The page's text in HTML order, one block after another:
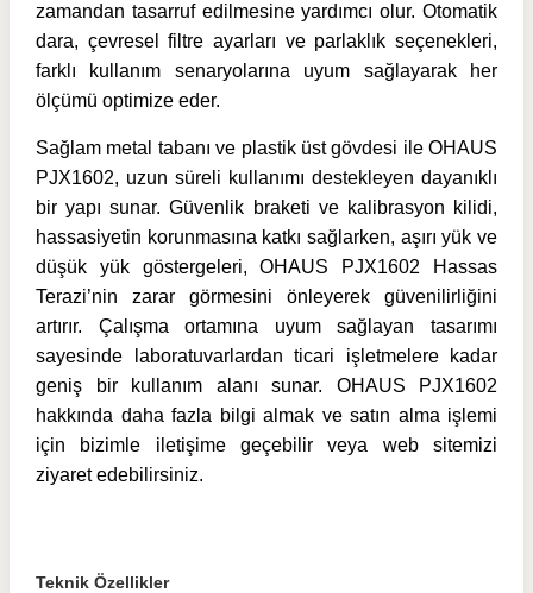
zamandan tasarruf edilmesine yardımcı olur. Otomatik
dara, çevresel filtre ayarları ve parlaklık seçenekleri,
farklı kullanım senaryolarına uyum sağlayarak her
ölçümü optimize eder.
Sağlam metal tabanı ve plastik üst gövdesi ile OHAUS
PJX1602, uzun süreli kullanımı destekleyen dayanıklı
bir yapı sunar. Güvenlik braketi ve kalibrasyon kilidi,
hassasiyetin korunmasına katkı sağlarken, aşırı yük ve
düşük yük göstergeleri, OHAUS PJX1602 Hassas
Terazi’nin zarar görmesini önleyerek güvenilirliğini
artırır. Çalışma ortamına uyum sağlayan tasarımı
sayesinde laboratuvarlardan ticari işletmelere kadar
geniş bir kullanım alanı sunar. OHAUS PJX1602
hakkında daha fazla bilgi almak ve satın alma işlemi
için bizimle iletişime geçebilir veya web sitemizi
ziyaret edebilirsiniz.
Teknik Özellikler